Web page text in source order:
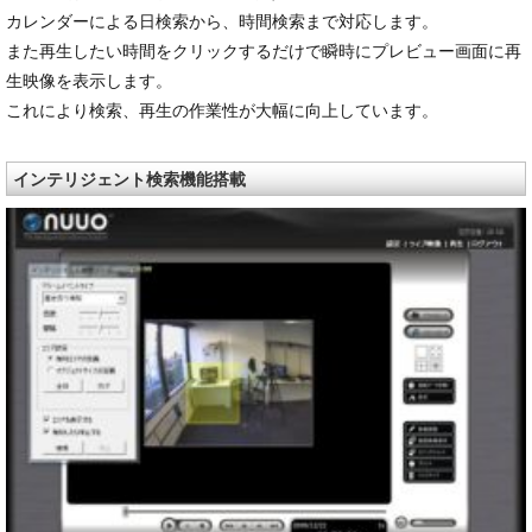
カレンダーによる日検索から、時間検索まで対応します。
また再生したい時間をクリックするだけで瞬時にプレビュー画面に再
生映像を表示します。
これにより検索、再生の作業性が大幅に向上しています。
インテリジェント検索機能搭載